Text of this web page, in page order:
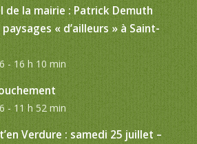
de la mairie : Patrick Demuth
« d’ailleurs » à Saint-
- 16 h 10 min
- 11 h 52 min
Verdure : samedi 25 juillet –